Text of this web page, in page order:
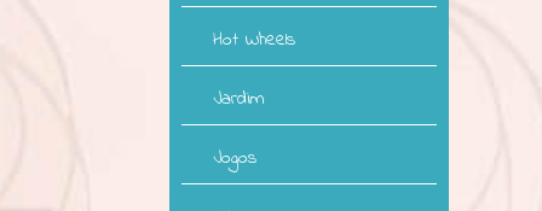
Hot Wheels
Jardim
Jogos